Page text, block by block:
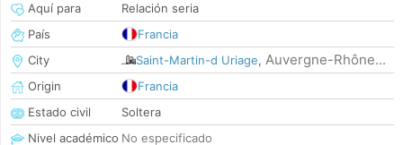
Aquí para
Relación seria
País
Francia
City
Saint-Martin-d Uriage, Auvergne-Rhône...
Origin
Francia
Estado civil
Soltera
Nivel académico No especificado